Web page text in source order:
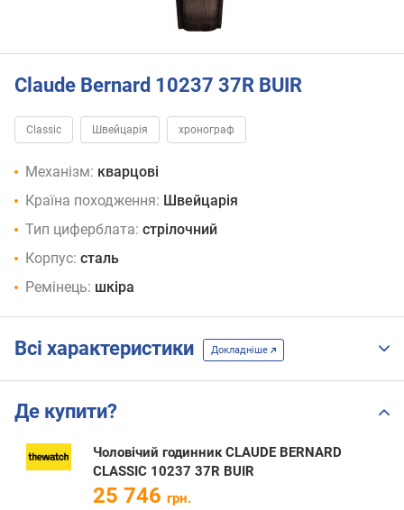
Claude Bernard 10237 37R BUIR
Classic Швейцарія хронограф
Механізм: кварцові
Країна походження: Швейцарія
Тип циферблата: стрілочний
Корпус: сталь
Ремінець: шкіра
Всі характеристики Докладніше
Де купити?
Чоловічий годинник CLAUDE BERNARD
CLASSIC 10237 37R BUIR
25 746 грн.